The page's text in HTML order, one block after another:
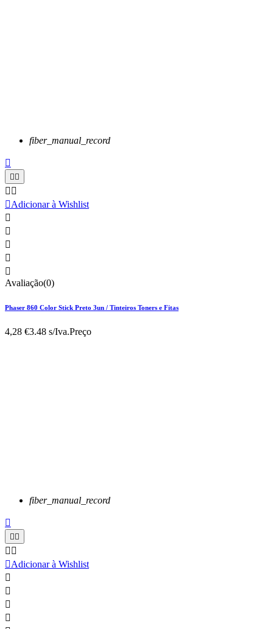
fiber_manual_record

 
 
Adicionar à Wishlist





Avaliação(0)
Phaser 860 Color Stick Preto 3un / Tinteiros Toners e Fitas
4,28 €3.48 s/Iva.Preço
fiber_manual_record

 
 
Adicionar à Wishlist



